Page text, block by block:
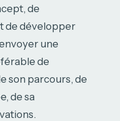
de
de développer
une
de
son parcours, de
de sa